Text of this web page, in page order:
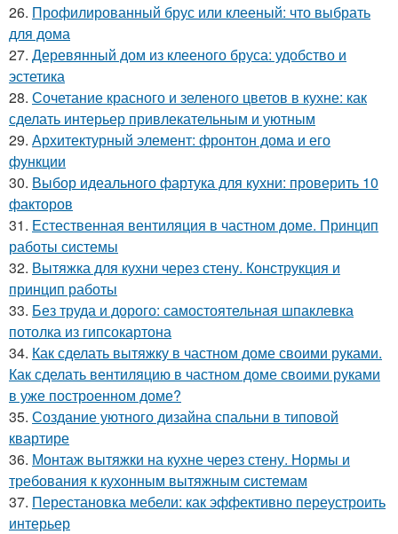
26. Профилированный брус или клееный: что выбрать
для дома
27. Деревянный дом из клееного бруса: удобство и
эстетика
28. Сочетание красного и зеленого цветов в кухне: как
сделать интерьер привлекательным и уютным
29. Архитектурный элемент: фронтон дома и его
функции
30. Выбор идеального фартука для кухни: проверить 10
факторов
31. Естественная вентиляция в частном доме. Принцип
работы системы
32. Вытяжка для кухни через стену. Конструкция и
принцип работы
33. Без труда и дорого: самостоятельная шпаклевка
потолка из гипсокартона
34. Как сделать вытяжку в частном доме своими руками.
Как сделать вентиляцию в частном доме своими руками
в уже построенном доме?
35. Создание уютного дизайна спальни в типовой
квартире
36. Монтаж вытяжки на кухне через стену. Нормы и
требования к кухонным вытяжным системам
37. Перестановка мебели: как эффективно переустроить
интерьер